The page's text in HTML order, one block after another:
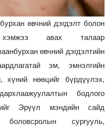
өвчний дэгдэлт болон
авах талаар
өвчний дэгдэлтийн
эм, эмнэлгийн
хүний нөөцийг бүрдүүлэх,
бодлого
Эрүүл мэндийн сайд
сургууль,